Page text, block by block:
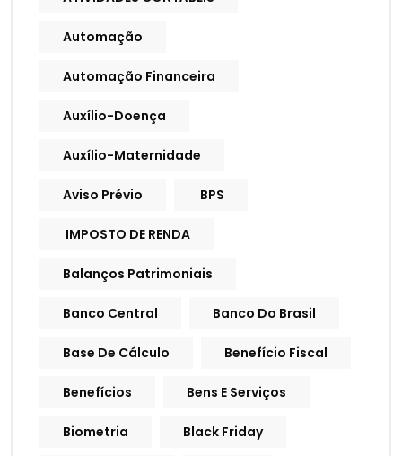
Automação
Automação Financeira
Auxílio-Doença
Auxílio-Maternidade
Aviso Prévio BPS
IMPOSTO DE RENDA
Balanços Patrimoniais
Banco Central Banco Do Brasil
Base De Cálculo Benefício Fiscal
Benefícios Bens E Serviços
Biometria Black Friday